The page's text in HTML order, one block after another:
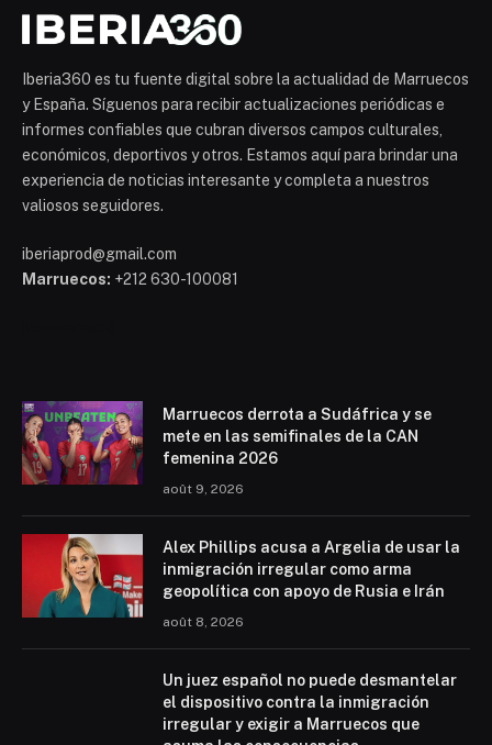
Iberia360 es tu fuente digital sobre la actualidad de Marruecos
y España. Síguenos para recibir actualizaciones periódicas e
informes confiables que cubran diversos campos culturales,
económicos, deportivos y otros. Estamos aquí para brindar una
experiencia de noticias interesante y completa a nuestros
valiosos seguidores.
iberiaprod@gmail.com
Marruecos: +212 630-100081
Marruecos derrota a Sudáfrica y se
mete en las semifinales de la CAN
femenina 2026
août 9, 2026
Alex Phillips acusa a Argelia de usar la
inmigración irregular como arma
geopolítica con apoyo de Rusia e Irán
août 8, 2026
Un juez español no puede desmantelar
el dispositivo contra la inmigración
irregular y exigir a Marruecos que